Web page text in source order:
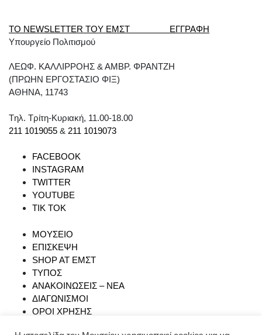
ΤΟ NEWSLETTER ΤΟΥ ΕΜΣΤ ΕΓΓΡΑΦΗ
Υπουργείο Πολιτισμού
ΛΕΩΦ. ΚΑΛΛΙΡΡΟΗΣ & ΑΜΒΡ. ΦΡΑΝΤΖΗ
(ΠΡΩΗΝ ΕΡΓΟΣΤΑΣΙΟ ΦΙΞ)
ΑΘΗΝΑ, 11743
Tηλ. Τρίτη-Κυριακή, 11.00-18.00
211 1019055 & 211 1019073
FACEBOOK
INSTAGRAM
TWITTER
YOUTUBE
TIK TOK
ΜΟΥΣΕΙΟ
ΕΠΙΣΚΕΨΗ
SHOP AT ΕΜΣΤ
ΤΥΠΟΣ
ΑΝΑΚΟΙΝΩΣΕΙΣ – ΝΕΑ
ΔΙΑΓΩΝΙΣΜΟΙ
ΟΡΟΙ ΧΡΗΣΗΣ